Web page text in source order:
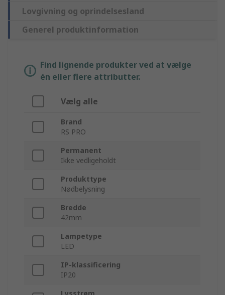
Lovgivning og oprindelsesland
Generel produktinformation
Find lignende produkter ved at vælge
én eller flere attributter.
Vælg alle
Brand
RS PRO
Permanent
Ikke vedligeholdt
Produkttype
Nødbelysning
Bredde
42mm
Lampetype
LED
IP-klassificering
IP20